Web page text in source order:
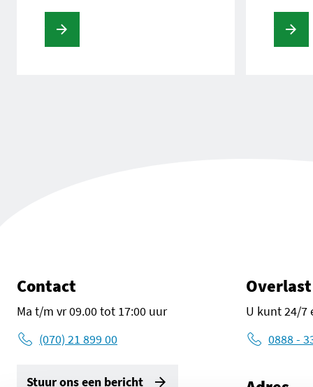
Contact
Ma t/m vr 09.00 tot 17:00 uur
(070) 21 899 00
Stuur ons een bericht
U kunt 24/7
0888 -